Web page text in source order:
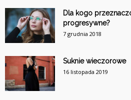
Dla kogo
progresywne?
7 grudnia 2018
Suknie wieczorowe
16 listopada 2019